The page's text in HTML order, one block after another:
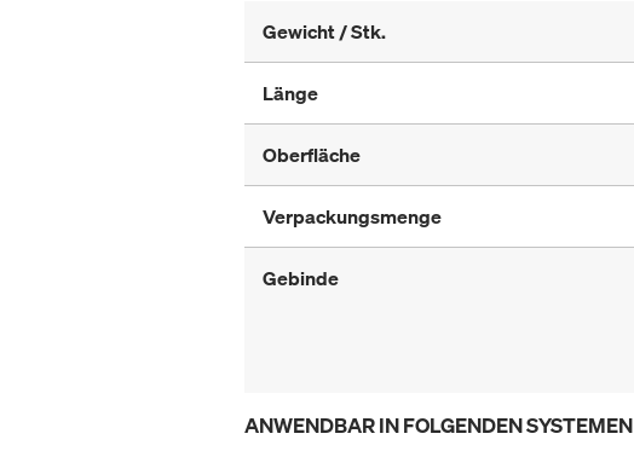
Gewicht / Stk.
Länge
Oberfläche
Verpackungsmenge
Gebinde
ANWENDBAR IN FOLGENDEN SYSTEMEN